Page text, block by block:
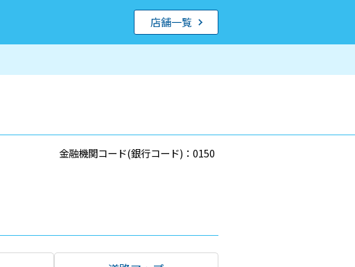
店舗一覧
金融機関コード(銀行コード)：0150